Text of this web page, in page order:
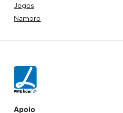
Jogos
Namoro
Apoio